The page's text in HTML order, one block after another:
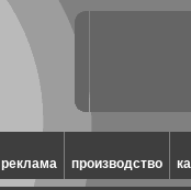
реклама производство